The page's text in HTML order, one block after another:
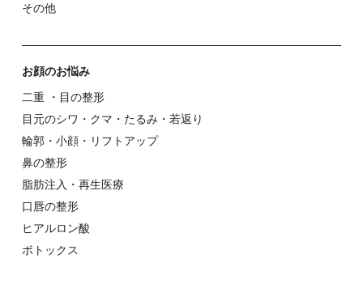
その他
お顔のお悩み
⼆重 ・⽬の整形
⽬元のシワ・クマ・たるみ・若返り
輪郭・⼩顔・リフトアップ
⿐の整形
脂肪注入・再生医療
⼝唇の整形
ヒアルロン酸
ボトックス